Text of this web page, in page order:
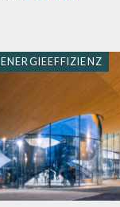
ENERGIEEFFIZIENZ